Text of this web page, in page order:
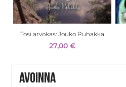
Tosi arvokas: Jouko Puhakka
27,00€
Avoinna